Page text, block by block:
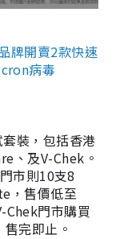
牌開賣2款快速
病毒
裝，包括香港
、及V-Chek。
市則10支8
，售價低至
Chek門市購買
完即止。